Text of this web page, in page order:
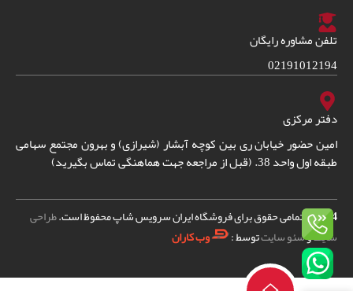
تلفن مشاوره رایگان
02191012194
دفتر مرکزی
امین حضور خیابان ری بین کوچه آبشار (شیرازی) و بهرون مجتمع سهامی
طبقه اول واحد 38. (قبل از مراجعه جهت هماهنگی تماس بگیرید)
2024© – تمامی حقوق برای فروشگاه ایران سرویس شاپ محفوظ است.طراحی
سایتوسئو سایتتوسط : وب کاران
سلکتور قهوه